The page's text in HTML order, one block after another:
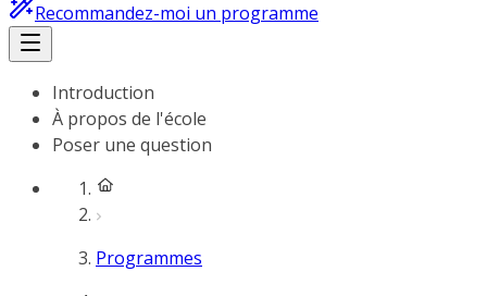
Recommandez-moi un programme
Introduction
À propos de l'école
Poser une question
Programmes